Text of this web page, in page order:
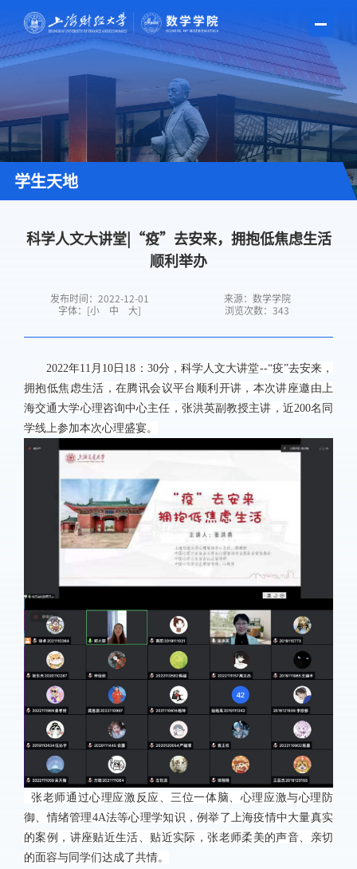
学生天地
科学人文大讲堂|“疫”去安来，拥抱低焦虑生活
顺利举办
发布时间：2022-12-01
来源：数学学院
字体：[小 中 大] 浏览次数：343
2022年11 月 10日18 ： 30分，科学人文大讲堂--“疫”去安来，
拥抱低焦虑生活，在腾讯会议平台顺利开讲，本次讲座邀由上
海交通大学心理咨询中心主任，张洪英副教授主讲，近200名同
学线上参加本次心理盛宴。
张老师通过心理应激反应、三位一体脑、心理应激与心理防
御、情绪管理4A法等心理学知识，例举了上海疫情中大量真实
的案例，讲座贴近生活、贴近实际，张老师柔美的声音、亲切
的面容与同学们达成了共情。